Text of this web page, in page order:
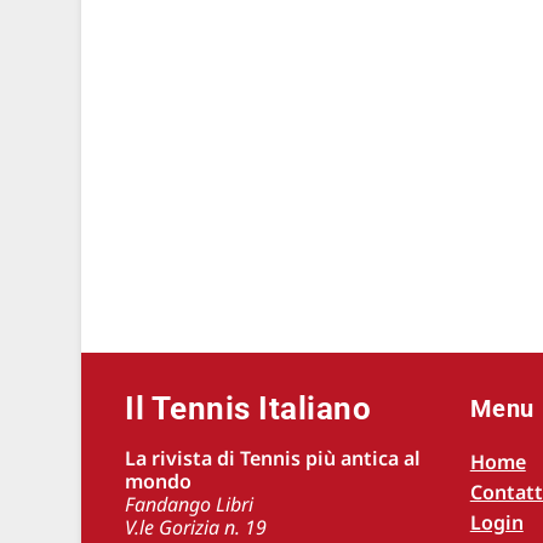
Il Tennis Italiano
La rivista di Tennis più antica al
mondo
Fandango Libri
V.le Gorizia n. 19
Menu
Home
Login